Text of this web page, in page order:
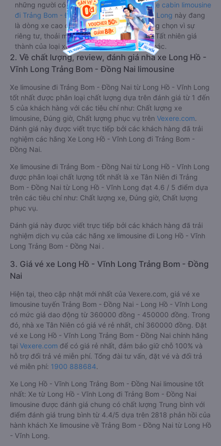
những người có thân hình nhỏ nhắn. Dòngxe cabin limousine
đi Trảng Bom - Đồng Nai từ Long Hồ - Vĩnh Long này đang
là dòng xe cao cấp nhất, hành khách thường chọn vì sự
riêng tư, thoải mái, sang trọng và tiện nghi. Tất nhiên giá
thành của loại xe này sẽ cao hơn các loại khác.
2. Về chất lượng, review, đánh giá nhà xe Long Hồ -
Vĩnh Long Trảng Bom - Đồng Nai limousine
Xe limousine đi Trảng Bom - Đồng Nai từ Long Hồ - Vĩnh Long
tốt nhất được phân loại chất lượng dựa trên đánh giá từ 1 đến
5 của khách hàng với các tiêu chí như: Chất lượng xe
limousine, Đúng giờ, Chất lượng phục vụ trên Vexere.com.
Đánh giá này được viết trực tiếp bởi các khách hàng đã trải
nghiệm các hãng Xe Long Hồ - Vĩnh Long đi Trảng Bom -
Đồng Nai.
Xe limousine đi Trảng Bom - Đồng Nai từ Long Hồ - Vĩnh Long
được phân loại chất lượng tốt nhất là xe Tân Niên đi Trảng
Bom - Đồng Nai từ Long Hồ - Vĩnh Long đạt 4.6 / 5 điểm dựa
trên các tiêu chí như: Chất lượng xe, Đúng giờ, Chất lượng
phục vụ.
Đánh giá này được viết trực tiếp bởi các khách hàng đã trải
nghiệm dịch vụ của các hãng xe limousine đi Long Hồ - Vĩnh
Long Trảng Bom - Đồng Nai .
3. Giá vé xe Long Hồ - Vĩnh Long Trảng Bom - Đồng
Nai
Hiện tại, theo cập nhật mới nhất của Vexere.com, giá vé xe
limousine tuyến Trảng Bom - Đồng Nai - Long Hồ - Vĩnh Long
có mức giá dao động từ 360000 đồng - 450000 đồng. Trong
đó, nhà xe Tân Niên có giá vé rẻ nhất, chỉ 360000 đồng. Đặt
vé xe Long Hồ - Vĩnh Long Trảng Bom - Đồng Nai chính hãng
tại Vexere.com để có giá rẻ nhất, đảm bảo giữ chỗ 100% và
hỗ trợ đổi trả vé miễn phí. Tổng đài tư vấn, đặt vé và đổi trả
vé miễn phí: 1900 888684.
Xe Long Hồ - Vĩnh Long Trảng Bom - Đồng Nai limousine tốt
nhất: Xe từ Long Hồ - Vĩnh Long đi Trảng Bom - Đồng Nai
limousine được đánh giá chung có chất lượng Trung bình với
điểm đánh giá trung bình từ 4.4/5 dựa trên 2818 phản hồi của
hành khách Xe limousine về Trảng Bom - Đồng Nai từ Long Hồ
- Vĩnh Long.